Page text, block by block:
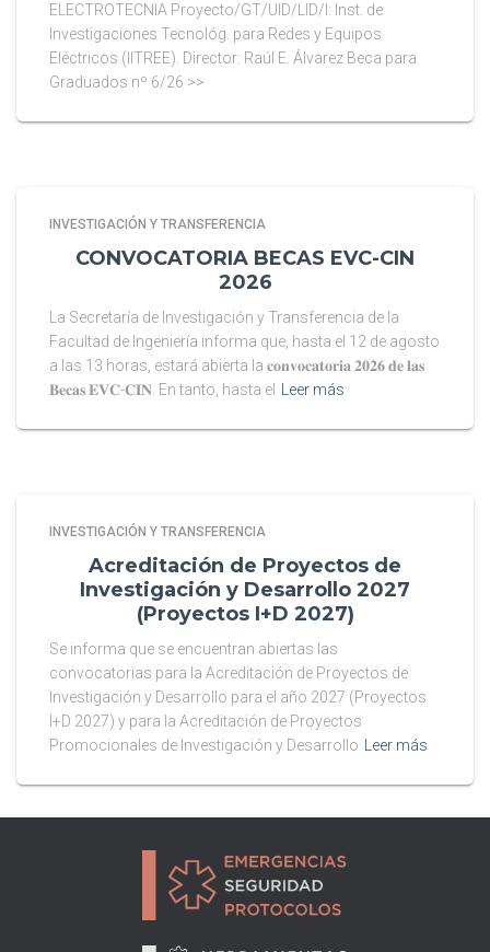
ELECTROTECNIA Proyecto/GT/UID/LID/I: Inst. de
Investigaciones Tecnológ. para Redes y Equipos
Eléctricos (IITREE). Director: Raúl E. Álvarez Beca para
Graduados nº 6/26 >>
INVESTIGACIÓN Y TRANSFERENCIA
CONVOCATORIA BECAS EVC-CIN
2026
La Secretaría de Investigación y Transferencia de la
Facultad de Ingeniería informa que, hasta el 12 de agosto
a las 13 horas, estará abierta la 𝐜𝐨𝐧𝐯𝐨𝐜𝐚𝐭𝐨𝐫𝐢𝐚 𝟐𝟎𝟐𝟔 𝐝𝐞 𝐥𝐚𝐬
𝐁𝐞𝐜𝐚𝐬 𝐄𝐕𝐂-𝐂𝐈𝐍. En tanto, hasta el
Leer más
INVESTIGACIÓN Y TRANSFERENCIA
Acreditación de Proyectos de
Investigación y Desarrollo 2027
(Proyectos I+D 2027)
Se informa que se encuentran abiertas las
convocatorias para la Acreditación de Proyectos de
Investigación y Desarrollo para el año 2027 (Proyectos
I+D 2027) y para la Acreditación de Proyectos
Promocionales de Investigación y Desarrollo
Leer más